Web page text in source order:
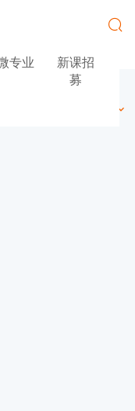
专业
新课招
募